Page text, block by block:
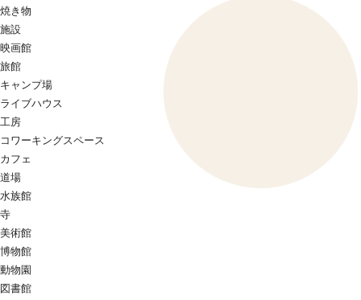
焼き物
施設
映画館
旅館
キャンプ場
ライブハウス
工房
コワーキングスペース
カフェ
道場
水族館
寺
美術館
博物館
動物園
図書館